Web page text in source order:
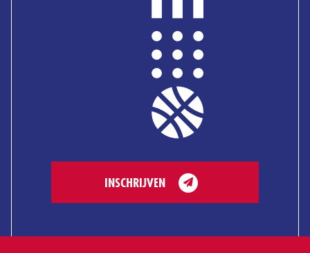
INSCHRIJVEN